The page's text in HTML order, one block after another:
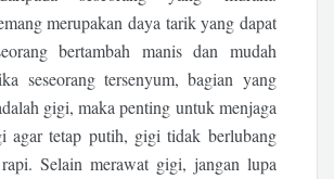
merupakan daya tarik yang dapat
bertambah manis dan mudah
seseorang tersenyum, bagian yang
gigi, maka penting untuk menjaga
agar tetap putih, gigi tidak berlubang
Selain merawat gigi, jangan lupa